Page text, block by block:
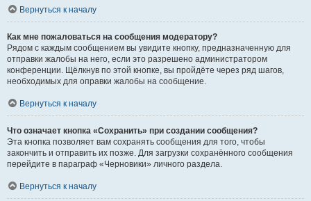
Вернуться к началу
Как мне пожаловаться на сообщения модератору?
Рядом с каждым сообщением вы увидите кнопку, предназначенную для
отправки жалобы на него, если это разрешено администратором
конференции. Щёлкнув по этой кнопке, вы пройдёте через ряд шагов,
необходимых для оправки жалобы на сообщение.
Вернуться к началу
Что означает кнопка «Сохранить» при создании сообщения?
Эта кнопка позволяет вам сохранять сообщения для того, чтобы
закончить и отправить их позже. Для загрузки сохранённого сообщения
перейдите в параграф «Черновики» личного раздела.
Вернуться к началу